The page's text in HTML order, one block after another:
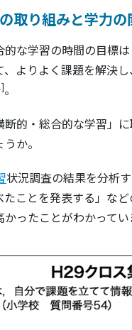
取り組みと学力の
な学習の時間の目標
よりよく課題を解決
。
的・総合的な学習」
か。
状況調査の結果を分析
ことを発表する」な
ったことがわかってい